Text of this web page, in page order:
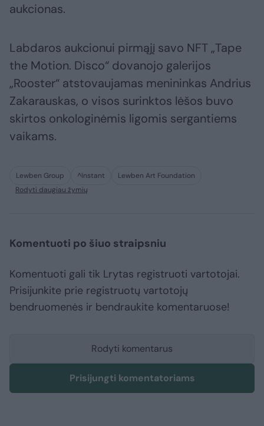
aukcionas.
Labdaros aukcionui pirmąjį savo NFT „Tape
the Motion. Disco“ dovanojo galerijos
„Rooster“ atstovaujamas menininkas Andrius
Zakarauskas, o visos surinktos lėšos buvo
skirtos onkologinėmis ligomis sergantiems
vaikams.
Lewben Group ^Instant
Lewben Art Foundation
Rodyti daugiau žymių
Komentuoti po šiuo straipsniu
Komentuoti gali tik Lrytas registruoti vartotojai.
Prisijunkite prie registruotų vartotojų
bendruomenės ir bendraukite komentaruose!
Rodyti komentarus
Prisijungti komentatoriams